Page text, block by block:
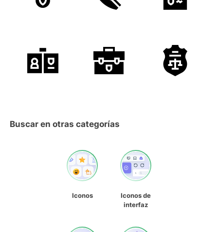
Buscar en otras categorías
Iconos
Iconos de
interfaz